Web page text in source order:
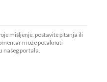
mišljenje, postavite pitanja ili
može potaknuti
našeg portala.